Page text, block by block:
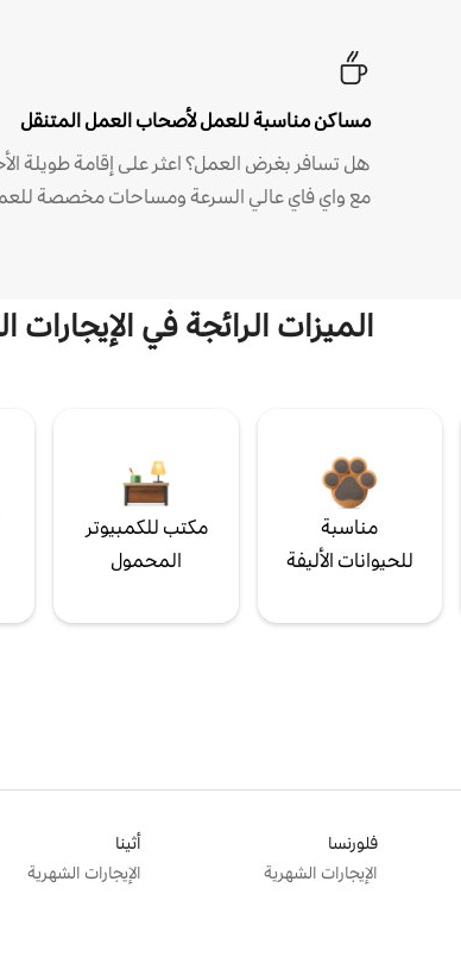
مساكن مناسبة للعمل لأصحاب العمل المتنقل
هل تسافر بغرض العمل؟ اعثر على إقامة طويلة
مع واي فاي عالي السرعة ومساحات مخصصة
الميزات الرائجة في الإيجارات
مناسبة
للحيوانات الأليفة
مكتب للكمبيوتر
المحمول
فلورنسا
الإيجارات الشهرية
أثينا
الإيجارات الشهرية